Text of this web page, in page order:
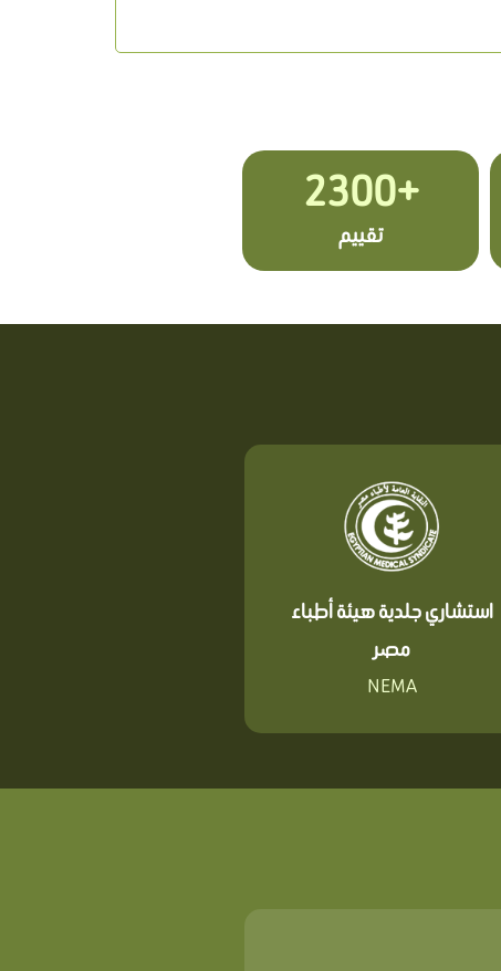
+2300
تقييم
استشاري جلدية هيئة أطباء
مصر
NEMA